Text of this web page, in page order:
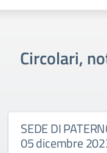
Circolari,
SEDE DI
05 dicembre